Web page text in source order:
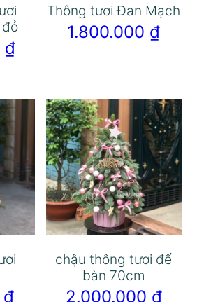
₫
Thông tươi Đan Mạch
1.800.000 ₫
₫
chậu thông tươi để
bàn 70cm
2.000.000 ₫